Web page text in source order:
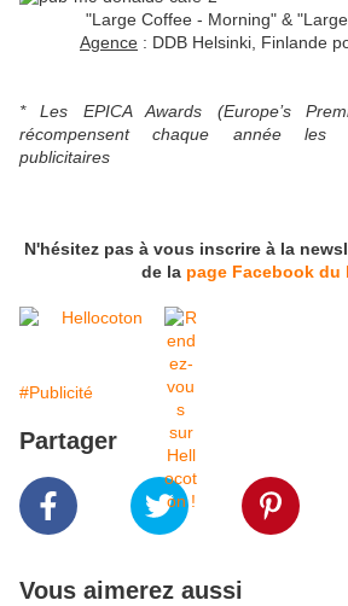
"Large Coffee - Morning" &
Agence : DDB Helsinki, Finlande
* Les EPICA Awards (Europe’s
récompensent chaque année les
publicitaires
N'hésitez pas à vous inscrire à la
de la page Facebook du
#Publicité
Partager
Vous aimerez aussi